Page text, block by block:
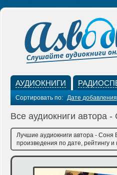
АУДИОКНИГИ
Сортировать по: Дате добавления
Все аудиокниги автора
Лучшие аудиокниги автора -
произведения по дате, рейтингу